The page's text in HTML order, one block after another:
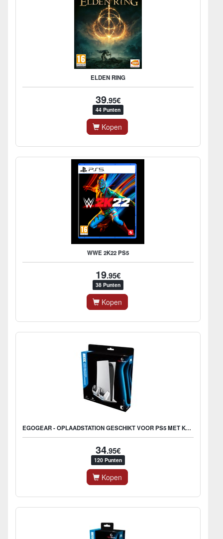
ELDEN RING
39.95€
44 Punten
Kopen
WWE 2K22 PS5
19.95€
38 Punten
Kopen
EGOGEAR - OPLAADSTATION GESCHIKT VOOR PS5 MET KOELING - OPLADER PLAYSTATION 5 CONTROLLERS - USB-C
34.95€
120 Punten
Kopen